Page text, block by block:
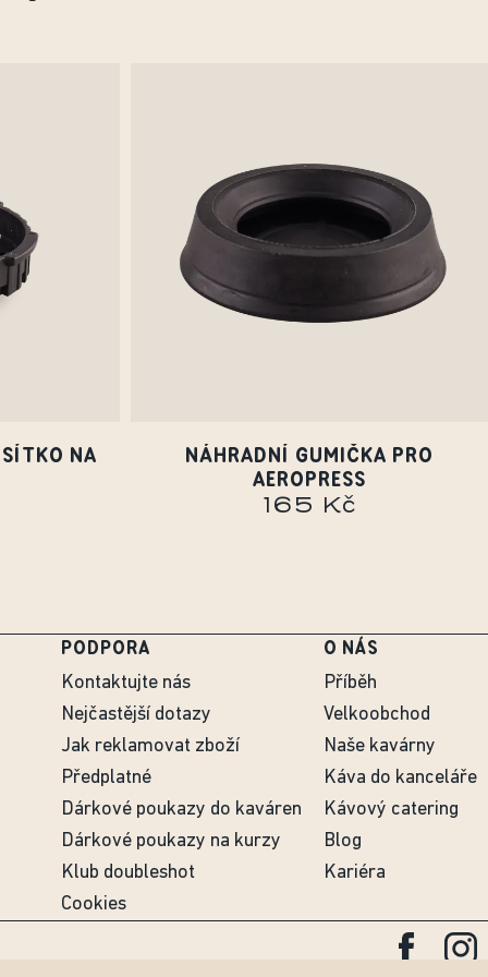
NA
NÁHRADNÍ GUMIČKA PRO
AEROPRESS
165 Kč
PODPORA
Kontaktujte nás
Nejčastější dotazy
Jak reklamovat zboží
Předplatné
Dárkové poukazy do kaváren
Dárkové poukazy na kurzy
Klub doubleshot
Cookies
O NÁS
Příběh
Velkoobchod
Naše kavárny
Káva do kanceláře
Kávový catering
Blog
Kariéra